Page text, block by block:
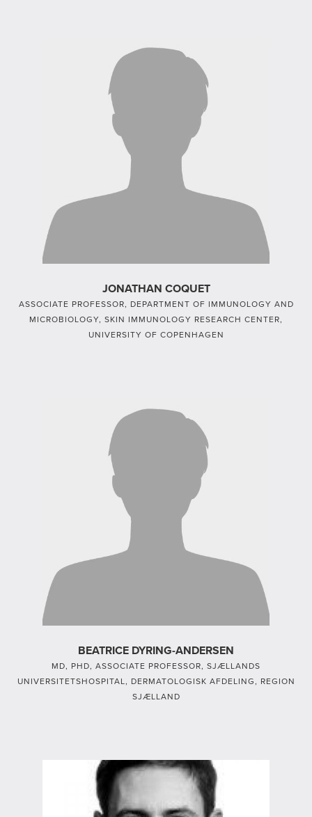
JONATHAN COQUET
ASSOCIATE PROFESSOR, DEPARTMENT OF IMMUNOLOGY AND
MICROBIOLOGY, SKIN IMMUNOLOGY RESEARCH CENTER,
UNIVERSITY OF COPENHAGEN
BEATRICE DYRING-ANDERSEN
MD, PHD, ASSOCIATE PROFESSOR, SJÆLLANDS
UNIVERSITETSHOSPITAL, DERMATOLOGISK AFDELING, REGION
SJÆLLAND